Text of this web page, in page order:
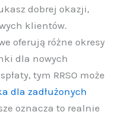
dobrej okazji,
klientów.
oferują różne okresy
dla nowych
tym RRSO może
dla zadłużonych
oznacza to realnie